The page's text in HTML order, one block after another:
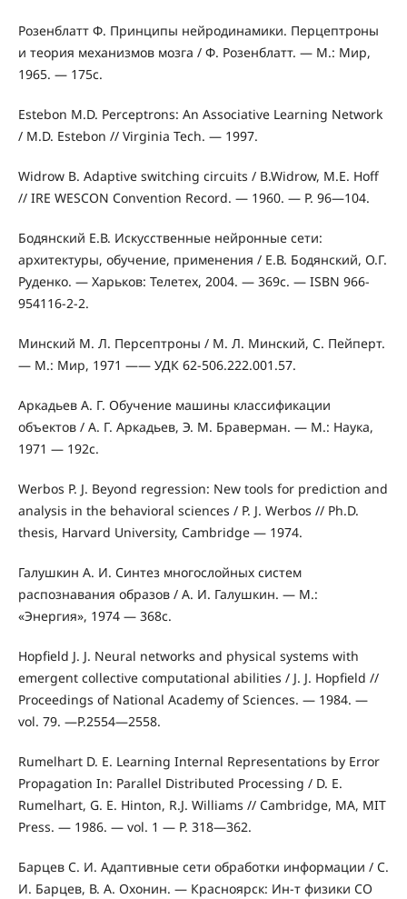
Розенблатт Ф. Принципы нейродинамики. Перцептроны
и теория механизмов мозга / Ф. Розенблатт. — М.: Мир,
1965. — 175с.
Estebon M.D. Perceptrons: An Associative Learning Network
/ M.D. Estebon // Virginia Tech. — 1997.
Widrow B. Adaptive switching circuits / B.Widrow, M.E. Hoff
// IRE WESCON Convention Record. — 1960. — P. 96—104.
Бодянский Е.В. Искусственные нейронные сети:
архитектуры, обучение, применения / Е.В. Бодянский, О.Г.
Руденко. — Харьков: Телетех, 2004. — 369с. — ISBN 966-
954116-2-2.
Минский М. Л. Персептроны / М. Л. Минский, С. Пейперт.
— М.: Мир, 1971 —— УДК 62-506.222.001.57.
Аркадьев А. Г. Обучение машины классификации
объектов / А. Г. Аркадьев, Э. М. Браверман. — М.: Наука,
1971 — 192с.
Werbos P. J. Beyond regression: New tools for prediction and
analysis in the behavioral sciences / P. J. Werbos // Ph.D.
thesis, Harvard University, Cambridge — 1974.
Галушкин А. И. Синтез многослойных систем
распознавания образов / А. И. Галушкин. — М.:
«Энергия», 1974 — 368с.
Hopfield J. J. Neural networks and physical systems with
emergent collective computational abilities / J. J. Hopfield //
Proceedings of National Academy of Sciences. — 1984. —
vol. 79. —P.2554—2558.
Rumelhart D. E. Learning Internal Representations by Error
Propagation In: Parallel Distributed Processing / D. E.
Rumelhart, G. E. Hinton, R.J. Williams // Cambridge, MA, MIT
Press. — 1986. — vol. 1 — P. 318—362.
Барцев С. И. Адаптивные сети обработки информации / С.
И. Барцев, В. А. Охонин. — Красноярск: Ин-т физики СО